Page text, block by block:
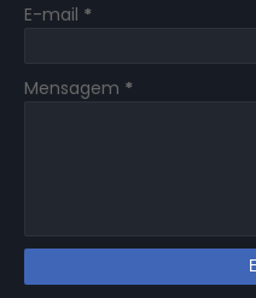
E-mail *
Mensagem *